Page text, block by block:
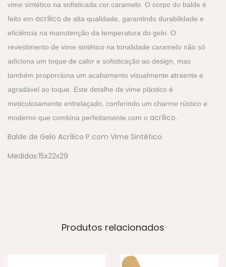
vime sintético na sofisticada cor caramelo. O corpo do balde é
feito em acrílico de alta qualidade, garantindo durabilidade e
eficiência na manutenção da temperatura do gelo. O
revestimento de vime sintético na tonalidade caramelo não só
adiciona um toque de calor e sofisticação ao design, mas
também proporciona um acabamento visualmente atraente e
agradável ao toque. Este detalhe de vime plástico é
meticulosamente entrelaçado, conferindo um charme rústico e
moderno que combina perfeitamente com o acrílico.
Balde de Gelo Acrílico P com Vime Sintético
Medidas:15x22x29
Produtos relacionados